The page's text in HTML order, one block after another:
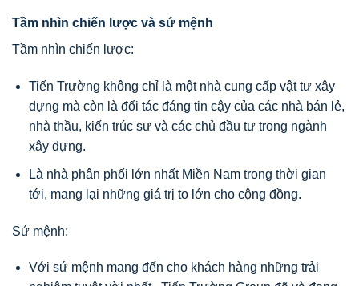
Tầm nhìn chiến lược và sứ mệnh
Tầm nhìn chiến lược:
Tiến Trường không chỉ là một nhà cung cấp vật tư xây
dựng mà còn là đối tác đáng tin cậy của các nhà bán lẻ,
nhà thầu, kiến trúc sư và các chủ đầu tư trong ngành
xây dựng.
Là nhà phân phối lớn nhất Miền Nam trong thời gian
tới, mang lại những giá trị to lớn cho cộng đồng.
Sứ mệnh:
Với sứ mệnh mang đến cho khách hàng những trải